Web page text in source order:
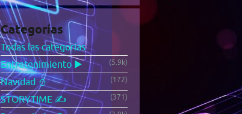
Categorías
Todas las categorías
Entretenimiento ▶️
(5.9k)
Navidad ⛄ (172)
STORYTIME ✍️ (371)